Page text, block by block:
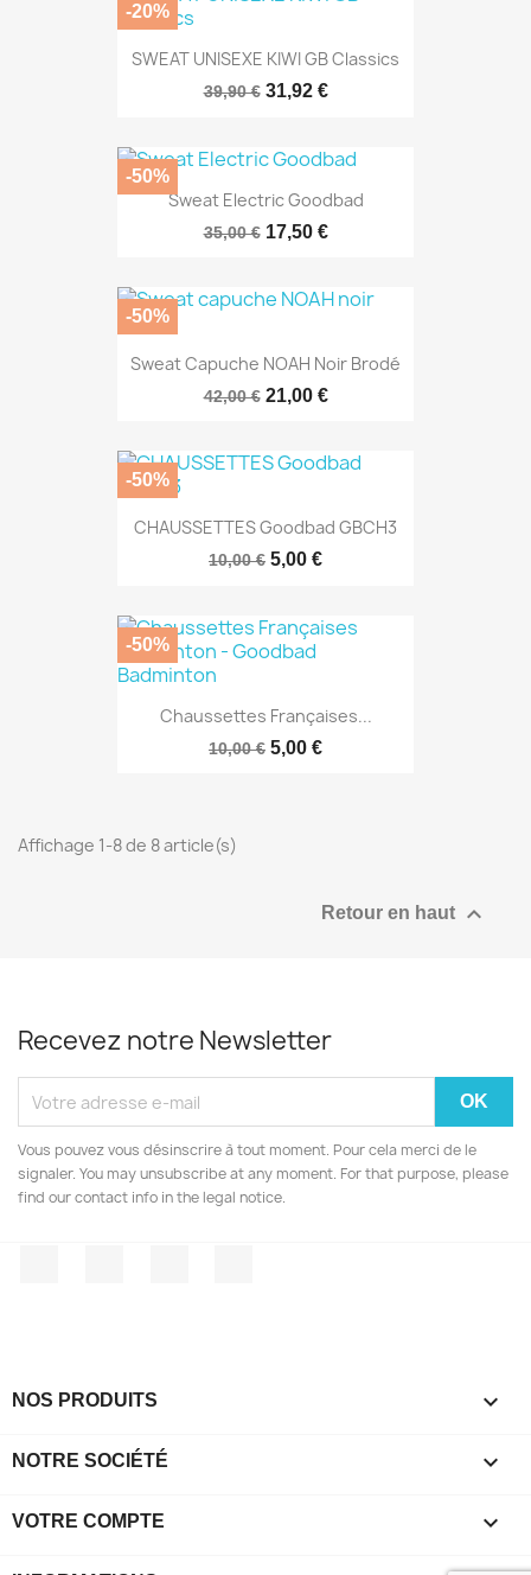
SWEAT UNISEXE KIWI GB Classics
39,90 € 31,92 €
-20%
Sweat Electric Goodbad
35,00 € 17,50 €
-50%
Sweat Capuche NOAH Noir Brodé
42,00 € 21,00 €
-50%
CHAUSSETTES Goodbad GBCH3
10,00 € 5,00 €
-50%
Chaussettes Françaises...
10,00 € 5,00 €
-50%
Affichage 1-8 de 8 article(s)
Retour en haut 
Recevez notre Newsletter
Vous pouvez vous désinscrire à tout moment. Pour cela merci de le
signaler. You may unsubscribe at any moment. For that purpose, please
find our contact info in the legal notice.
NOS PRODUITS 
NOTRE SOCIÉTÉ 
VOTRE COMPTE 